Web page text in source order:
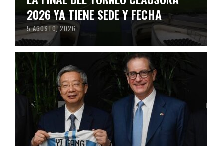
2026 YA TIENE SEDE Y FECHA
5 AGOSTO, 2026